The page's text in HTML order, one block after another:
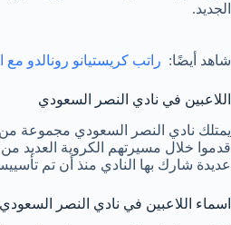
الجديد.
شاهد أيضًا: راتب كريستيانو رونالدو
اللاعبين في نادي النصر السعودي
يمتلك نادي النصر السعودي مجموعة من
قدموا خلال مسيرتهم الكروية العديد
عديدة شارك بها النادي منذ أن تم تأسييسه عام 1955
اسماء اللاعبين في نادي النصر السعودي